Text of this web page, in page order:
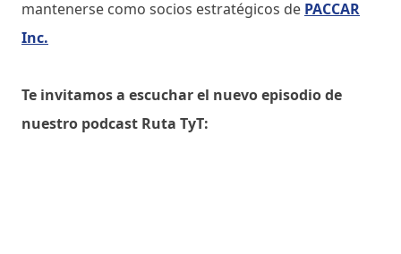
mantenerse como socios estratégicos de PACCAR
Inc.
Te invitamos a escuchar el nuevo episodio de
nuestro podcast Ruta TyT: